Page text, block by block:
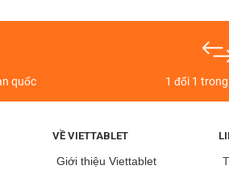
bảng đang được bày bán tại cửa
Sản
quốc 1 đổi 1
VỀ VIETTABLET
Giới thiệu Viettablet